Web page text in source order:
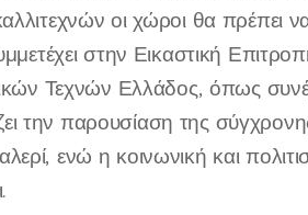
οι χώροι θα πρέπει να
στην Εικαστική
Τεχνών Ελλάδος, όπως
την παρουσίαση της σύγχρονης
ενώ η κοινωνική και